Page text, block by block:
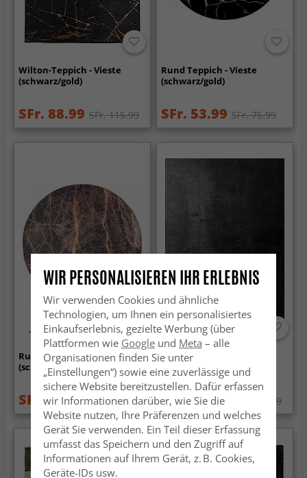
Wilton-Teppich - Vieste
(schwarz/gold)
SFr. 88.99 SFr. 115.99
Rund Teppich - Vieste
(schwarz/gold)
SFr. 53.99 SFr. 75.99
-60%
Rund Teppich - Aris
(schwarz/gold)
SFr. 30.99 SFr. 75.99
Wilton-Teppich - Artena
(schwarz)
SFr. 88.99 SFr. 115.99
WIR PERSONALISIEREN IHR ERLEBNIS
Wir verwenden Cookies und ähnliche
Technologien, um Ihnen ein personalisiertes
Einkaufserlebnis, gezielte Werbung (über
Plattformen wie Googleund Meta – alle
Organisationen finden Sie unter
„Einstellungen“) sowie eine zuverlässige und
sichere Website bereitzustellen. Dafür erfassen
wir Informationen darüber, wie Sie die
Website nutzen, Ihre Präferenzen und welches
Gerät Sie verwenden. Ein Teil dieser Erfassung
umfasst das Speichern und den Zugriff auf
Informationen auf Ihrem Gerät, z. B. Cookies,
Geräte-IDs usw.